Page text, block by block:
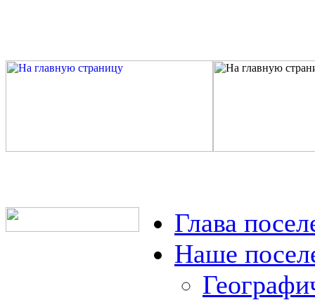
Глава
Наше